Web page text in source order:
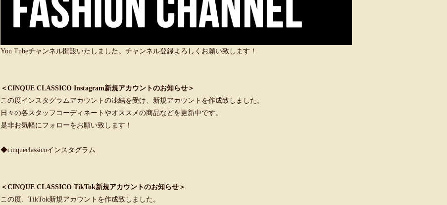
You Tubeチャンネル開設いたしました。チャンネル登録よろしくお願い致します！
＜CINQUE CLASSICO Instagram新規アカウントのお知らせ＞
この度インスタグラムアカウントの凍結を受け、新規アカウントを作成致しました。
日々の各スタッフコーディネートやオススメの商品などを更新中です。
是非お気軽にフォローをお願い致します！
◆cinqueclassicoインスタグラム
＜CINQUE CLASSICO TikTok新規アカウントのお知らせ＞
この度、TikTok新規アカウントを作成致しました。